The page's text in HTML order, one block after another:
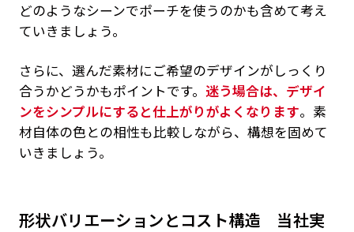
どのようなシーンでポーチを使うのかも含めて考え
ていきましょう。
さらに、選んだ素材にご希望のデザインがしっくり
合うかどうかもポイントです。 迷う場合は、デザイ
ンをシンプルにすると仕上がりがよくなります。素
材自体の色との相性も比較しながら、構想を固めて
いきましょう。
形状バリエーションとコスト構造 当社実